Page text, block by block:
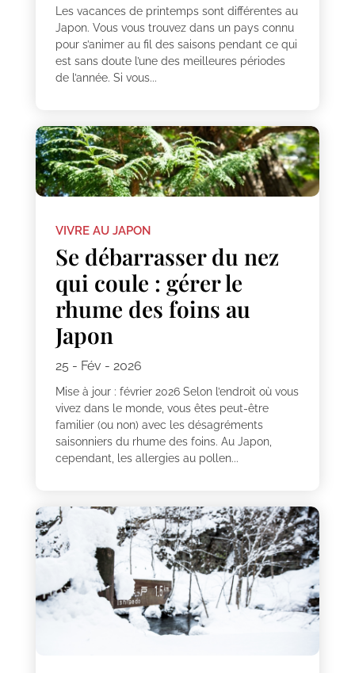
Les vacances de printemps sont différentes au
Japon. Vous vous trouvez dans un pays connu
pour s’animer au fil des saisons pendant ce qui
est sans doute l’une des meilleures périodes
de l’année. Si vous...
VIVRE AU JAPON
Se débarrasser du nez
qui coule : gérer le
rhume des foins au
Japon
25 - Fév - 2026
Mise à jour : février 2026 Selon l’endroit où vous
vivez dans le monde, vous êtes peut-être
familier (ou non) avec les désagréments
saisonniers du rhume des foins. Au Japon,
cependant, les allergies au pollen...